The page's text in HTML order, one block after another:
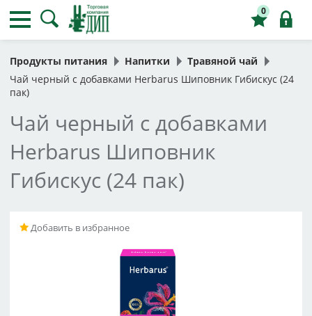
0
Продукты питания Напитки
Травяной чай
Чай черный с добавками Herbarus Шиповник Гибискус (24
пак)
Чай черный с добавками
Herbarus Шиповник
Гибискус (24 пак)
Добавить в избранное